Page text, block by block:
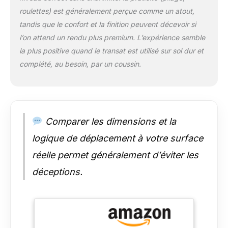
dans le jardin, sur la
terrasse ou sur le
balcon Contenu de la
livraison: 1 x chaise
roulettes) est généralement perçue comme un atout,
tandis que le confort et la finition peuvent décevoir si
l’on attend un rendu plus premium. L’expérience semble
la plus positive quand le transat est utilisé sur sol dur et
complété, au besoin, par un coussin.
Comparer les dimensions et la
logique de déplacement à votre surface
réelle permet généralement d’éviter les
déceptions.